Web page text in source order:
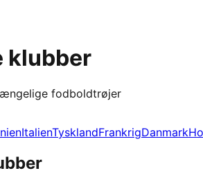
klubber
fodboldtrøjer
ItalienTysklandFrankrigDanmark